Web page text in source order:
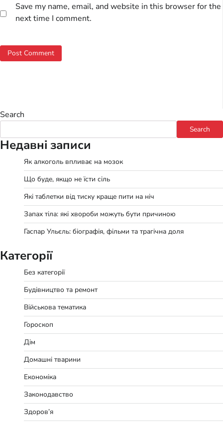
Save my name, email, and website in this browser for the
next time I comment.
Search
Search
Недавні записи
Як алкоголь впливає на мозок
Що буде, якщо не їсти сіль
Які таблетки від тиску краще пити на ніч
Запах тіла: які хвороби можуть бути причиною
Гаспар Ульєль: біографія, фільми та трагічна доля
Категорії
Без категорії
Будівництво та ремонт
Військова тематика
Гороскоп
Дім
Домашні тварини
Економіка
Законодавство
Здоров’я